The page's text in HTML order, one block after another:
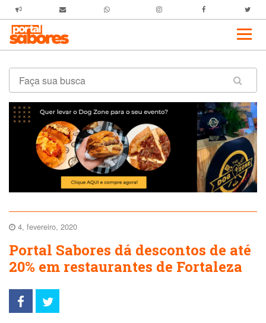
4, fevereiro, 2020
Portal Sabores dá descontos de até
20% em restaurantes de Fortaleza